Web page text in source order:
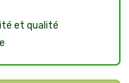
et qualité